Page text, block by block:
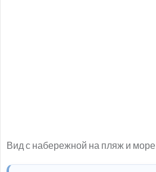
Вид с набережной на пляж и море